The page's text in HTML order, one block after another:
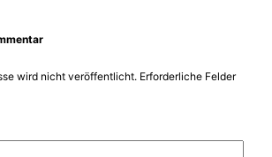
wird nicht veröffentlicht. Erforderliche Felder